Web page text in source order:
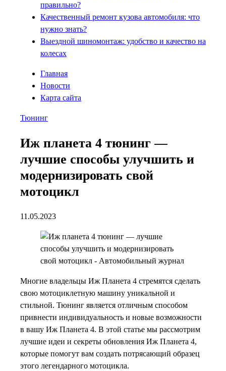
правильно?
Качественный ремонт кузова автомобиля: что
нужно знать?
Выездной шиномонтаж: удобство и качество на
колесах
Главная
Новости
Карта сайта
Тюнинг
Иж планета 4 тюнинг —
лучшие способы улучшить и
модернизировать свой
мотоцикл
11.05.2023
Многие владельцы Иж Планета 4 стремятся сделать
свою мотоциклетную машину уникальной и
стильной. Тюнинг является отличным способом
привнести индивидуальность и новые возможности
в вашу Иж Планета 4. В этой статье мы рассмотрим
лучшие идеи и секреты обновления Иж Планета 4,
которые помогут вам создать потрясающий образец
этого легендарного мотоцикла.